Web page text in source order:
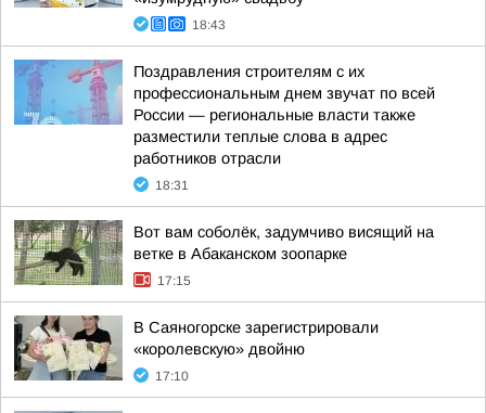
18:43
Поздравления строителям с их
профессиональным днем звучат по всей
России — региональные власти также
разместили теплые слова в адрес
работников отрасли
18:31
Вот вам соболёк, задумчиво висящий на
ветке в Абаканском зоопарке
17:15
В Саяногорске зарегистрировали
«королевскую» двойню
17:10